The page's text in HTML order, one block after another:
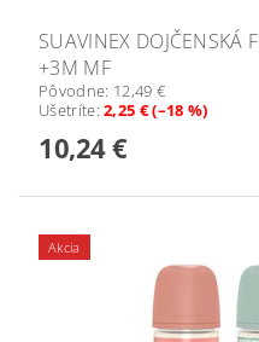
SUAVINEX
+3M MF
Pôvodne: 12,49 €
Ušetríte:2,25 € (–18 %)
10,24 €
Akcia